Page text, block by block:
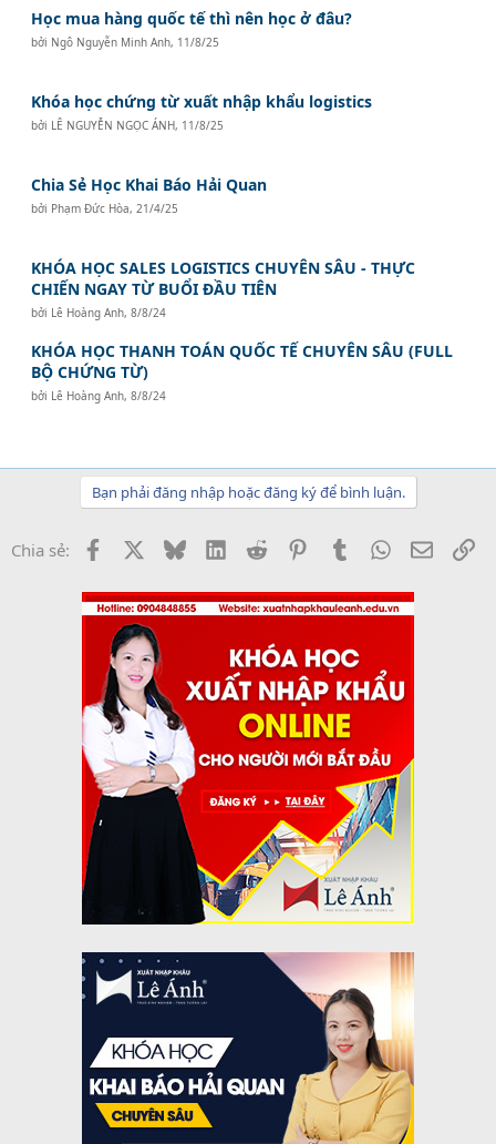
Học mua hàng quốc tế thì nên học ở đâu?
bởi Ngô Nguyễn Minh Anh, 11/8/25
Khóa học chứng từ xuất nhập khẩu logistics
bởi LÊ NGUYỄN NGỌC ÁNH, 11/8/25
Chia Sẻ Học Khai Báo Hải Quan
bởi Phạm Đức Hòa, 21/4/25
KHÓA HỌC SALES LOGISTICS CHUYÊN SÂU - THỰC
CHIẾN NGAY TỪ BUỔI ĐẦU TIÊN
bởi Lê Hoàng Anh,8/8/24
KHÓA HỌC THANH TOÁN QUỐC TẾ CHUYÊN SÂU (FULL
BỘ CHỨNG TỪ)
bởi Lê Hoàng Anh,8/8/24
Bạn phải đăng nhập hoặc đăng ký để bình luận.
Chia sẻ: Facebook BlueskyLinkedInReddit PinterestTumblrWhatsApp
Email